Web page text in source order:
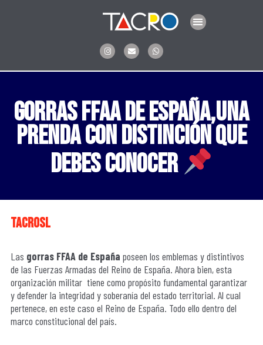
Menu
I
n
s
t
a
m
E
n
v
e
e
W
h
a
t
p
Gorras FFAA de España,una
prenda con distinción que
debes conocer
tacrosl
Las gorras FFAA de España poseen los emblemas y distintivos
de las Fuerzas Armadas del Reino de España. Ahora bien, esta
organización militar tiene como propósito fundamental garantizar
y defender la integridad y soberanía del estado territorial. Al cual
pertenece, en este caso el Reino de España. Todo ello dentro del
marco constitucional del país.